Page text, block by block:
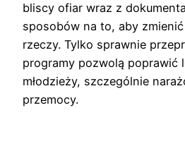
bliscy ofiar wraz z
sposobów na to, aby
rzeczy. Tylko sprawnie
programy pozwolą poprawić
młodzieży, szczególnie
przemocy.